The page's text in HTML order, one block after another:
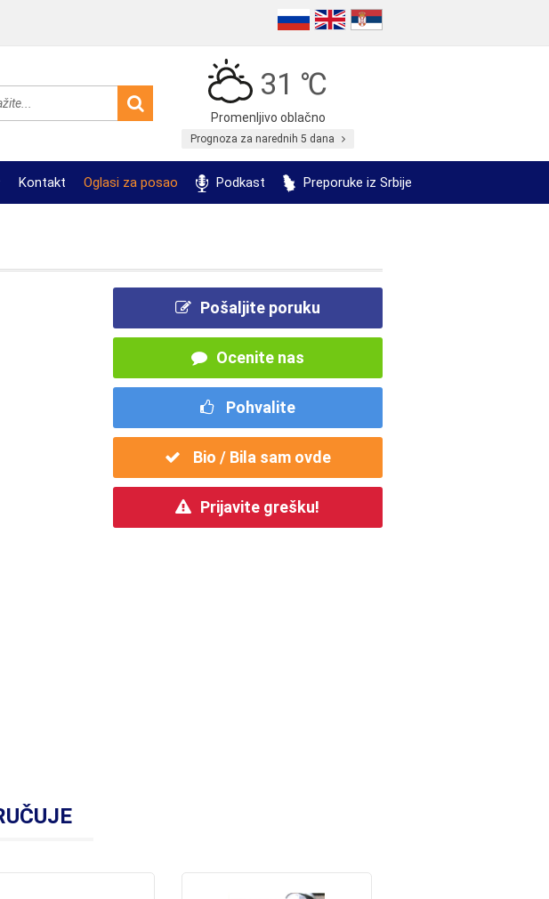
31 ℃
Promenljivo oblačno
Prognoza za narednih 5 dana
Kontakt Oglasi za posao Podkast Preporuke iz Srbije
Pošaljite poruku
Ocenite nas
Pohvalite
Bio / Bila sam ovde
Prijavite grešku!